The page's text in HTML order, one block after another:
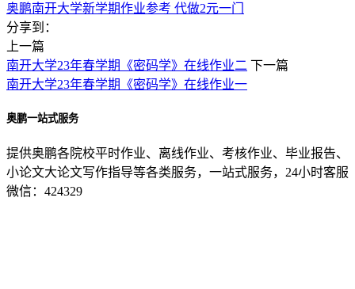
奥鹏南开大学新学期作业参考 代做2元一门
分享到：
上一篇
南开大学23年春学期《密码学》在线作业二 下一篇
南开大学23年春学期《密码学》在线作业一
奥鹏一站式服务
提供奥鹏各院校平时作业、离线作业、考核作业、毕业报告、
小论文大论文写作指导等各类服务，一站式服务，24小时客服
微信：424329